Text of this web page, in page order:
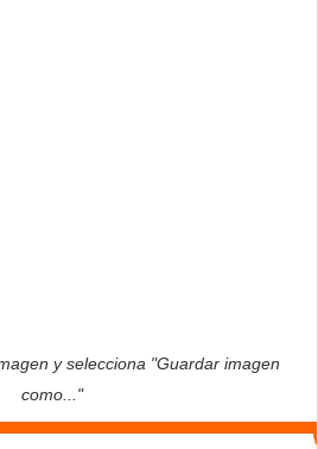
y selecciona "Guardar imagen
como..."